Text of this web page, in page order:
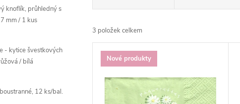
knoflík, průhledný s
mm / 1 kus
- kytice švestkových
/ bílá
12 ks/bal.
a
z
e
3 položek celkem
VNové produkty